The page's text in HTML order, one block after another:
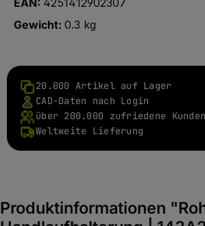
EAN: 4251412902307
Gewicht: 0.3 kg
20.000 Artikel auf Lager
CAD-Daten nach Login
über 200.000 zufriedene Kunden
Weltweite Lieferung
Produktinformationen